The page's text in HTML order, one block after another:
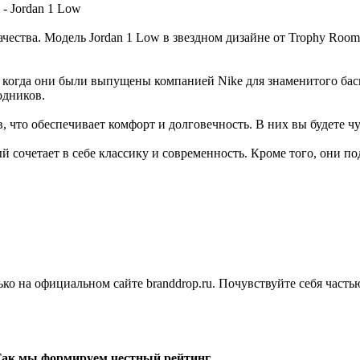
Jordan 1 Low
Модель Jordan 1 Low в звездном дизайне от Trophy
они были выпущены компанией Nike для знаменитого
обеспечивает комфорт и долговечность. В них вы будете
в себе классику и современность. Кроме того, они
на официальном сайте branddrop.ru. Почувствуйте себя